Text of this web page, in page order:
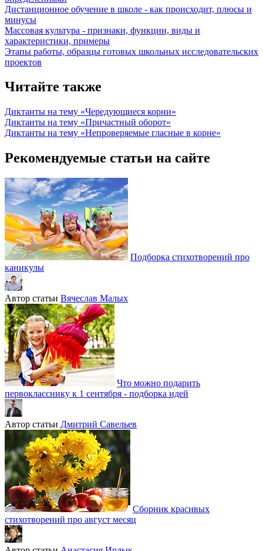
Дистанционное обучение в школе - как происходит, плюсы и
минусы
Массовая культура - признаки, функции, виды и
характеристики, примеры
Этапы работы, образцы готовых школьных исследовательских
проектов
Читайте также
Диктанты на тему «Чередующиеся корни»
Диктанты на тему «Причастный оборот»
Диктанты на тему «Непроверяемые гласные в корне»
Рекомендуемые статьи на сайте
Подборка стихотворений про
каникулы
Автор статьи Вячеслав Малых
Что можно подарить
первокласснику к 1 сентября - подборка идей
Автор статьи Дмитрий Савельев
Сборник красивых
стихотворений про август месяц